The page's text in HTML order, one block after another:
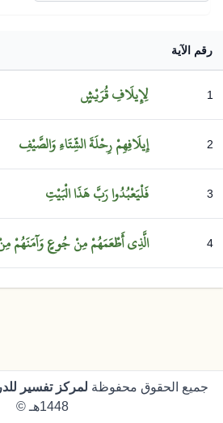
رقم الآية
1 لِإِيلَافِقُرَيْشٍ
2 إِيلَافِهِمْرِحْلَةَالشِّتَاءِوَالصَّيْفِ
3 فَلْيَعْبُدُوارَبَّهَذَاالْبَيْتِ
4 الَّذِيأَطْعَمَهُمْمِنْجُوعٍوَآمَنَهُمْ
جميع الحقوق محفوظة لمركز تفسير
1448هـ ©